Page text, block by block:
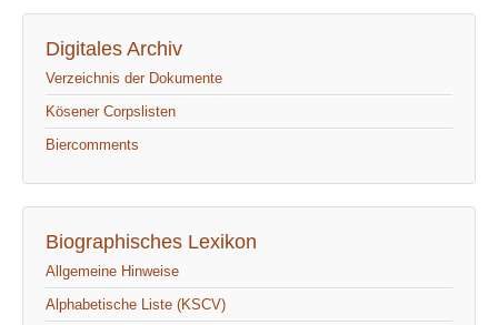
Digitales Archiv
Verzeichnis der Dokumente
Kösener Corpslisten
Biercomments
Biographisches Lexikon
Allgemeine Hinweise
Alphabetische Liste (KSCV)